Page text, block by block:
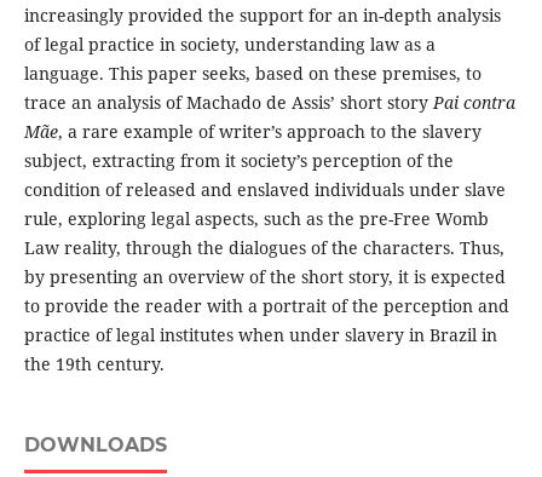
increasingly provided the support for an in-depth analysis
of legal practice in society, understanding law as a
language. This paper seeks, based on these premises, to
trace an analysis of Machado de Assis’ short storyPai contra
Mãe, a rare example of writer’s approach to the slavery
subject, extracting from it society’s perception of the
condition of released and enslaved individuals under slave
rule, exploring legal aspects, such as the pre-Free Womb
Law reality, through the dialogues of the characters. Thus,
by presenting an overview of the short story, it is expected
to provide the reader with a portrait of the perception and
practice of legal institutes when under slavery in Brazil in
the 19th century.
DOWNLOADS